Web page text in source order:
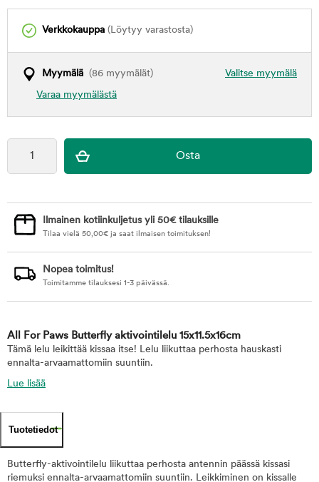
Verkkokauppa (Löytyy varastosta)
Valitse myymälä
Myymälä (86 myymälät)
Varaa myymälästä
Ilmainen kotiinkuljetus yli 50€ tilauksille
Tilaa vielä 50,00€ ja saat ilmaisen toimituksen!
Nopea toimitus!
Toimitamme tilauksesi 1-3 päivässä.
All For Paws Butterfly aktivointilelu 15x11.5x16cm
Tämä lelu leikittää kissaa itse! Lelu liikuttaa perhosta hauskasti
ennalta-arvaamattomiin suuntiin.
Lue lisää
Tuotetiedot
Butterfly-aktivointilelu liikuttaa perhosta antennin päässä kissasi
riemuksi ennalta-arvaamattomiin suuntiin. Leikkiminen on kissalle